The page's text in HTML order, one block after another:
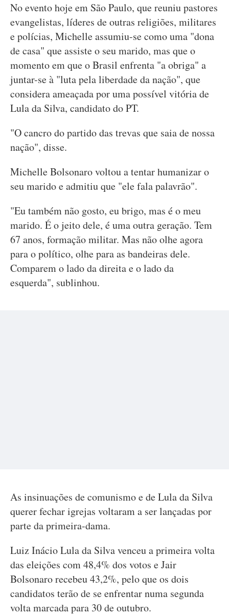
No evento hoje em São Paulo, que reuniu pastores
evangelistas, líderes de outras religiões, militares
e polícias, Michelle assumiu-se como uma "dona
de casa" que assiste o seu marido, mas que o
momento em que o Brasil enfrenta "a obriga" a
juntar-se à "luta pela liberdade da nação", que
considera ameaçada por uma possível vitória de
Lula da Silva, candidato do PT.
"O cancro do partido das trevas que saia de nossa
nação", disse.
Michelle Bolsonaro voltou a tentar humanizar o
seu marido e admitiu que "ele fala palavrão".
"Eu também não gosto, eu brigo, mas é o meu
marido. É o jeito dele, é uma outra geração. Tem
67 anos, formação militar. Mas não olhe agora
para o político, olhe para as bandeiras dele.
Comparem o lado da direita e o lado da
esquerda", sublinhou.
As insinuações de comunismo e de Lula da Silva
querer fechar igrejas voltaram a ser lançadas por
parte da primeira-dama.
Luiz Inácio Lula da Silva venceu a primeira volta
das eleições com 48,4% dos votos e Jair
Bolsonaro recebeu 43,2%, pelo que os dois
candidatos terão de se enfrentar numa segunda
volta marcada para 30 de outubro.